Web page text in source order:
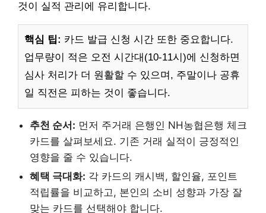
것이 실적 관리에 유리합니다.
핵심 팁: 카드 발급 신청 시간 또한 중요합니다.
업무량이 적은 오전 시간대(10-11시)에 신청하면
심사 처리가 더 원활할 수 있으며, 주말이나 공휴
일 직전은 피하는 것이 좋습니다.
추천 순서: 먼저 주거래 은행인 NH농협은행 체크
카드를 살펴보세요. 기존 거래 실적이 긍정적인
영향을 줄 수 있습니다.
혜택 극대화: 각 카드의 캐시백, 할인율, 포인트
적립률을 비교하고, 본인의 소비 성향과 가장 잘
맞는 카드를 선택해야 합니다.